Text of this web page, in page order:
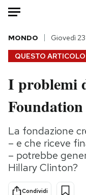
HOME
Italia
Politica
Tecnologia
Internet
Scienza
Cultura
Economia
QUESTO ARTICOLO
MONDO Giovedì
I problemi
Foundation
La fondazione
– e che riceve
– potrebbe
Hillary Clinton?
Condividi